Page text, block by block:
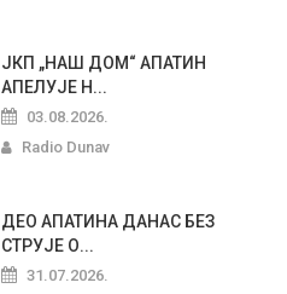
ЈКП „НАШ ДОМ“ АПАТИН
АПЕЛУЈЕ Н...
03.08.2026.
Radio Dunav
ДЕО АПАТИНА ДАНАС БЕЗ
СТРУЈЕ О...
31.07.2026.